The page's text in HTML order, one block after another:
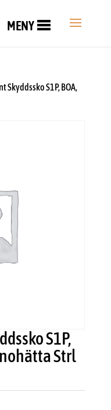
MENY
Skyddssko S1P, BOA,
S1P,
Strl